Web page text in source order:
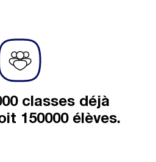
classes déjà
150000 élèves.